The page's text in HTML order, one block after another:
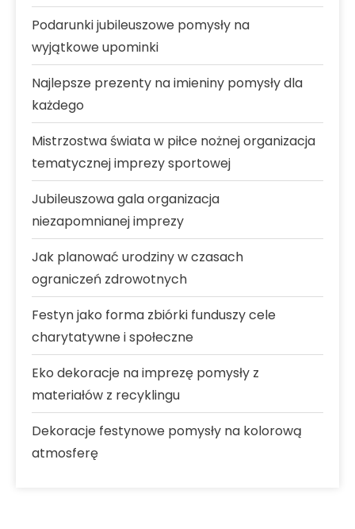
Podarunki jubileuszowe pomysły na
wyjątkowe upominki
Najlepsze prezenty na imieniny pomysły dla
każdego
Mistrzostwa świata w piłce nożnej organizacja
tematycznej imprezy sportowej
Jubileuszowa gala organizacja
niezapomnianej imprezy
Jak planować urodziny w czasach
ograniczeń zdrowotnych
Festyn jako forma zbiórki funduszy cele
charytatywne i społeczne
Eko dekoracje na imprezę pomysły z
materiałów z recyklingu
Dekoracje festynowe pomysły na kolorową
atmosferę